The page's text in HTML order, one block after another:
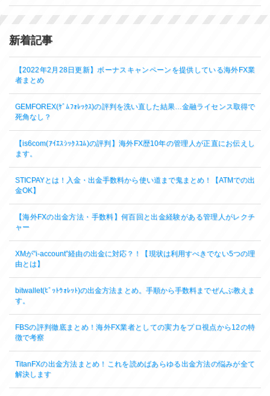
新着記事
【2022年2月28日更新】ボーナスキャンペーンを提供している海外FX業
者まとめ
GEMFOREX(ｹﾞﾑﾌｫﾚｯｸｽ)の評判を洗い直した結果…金融ライセンス取得で
死角なし？
【is6com(ｱｲｴｽｼｯｸｽｺﾑ)の評判】海外FX歴10年の管理人が正直にお伝えし
ます。
STICPAYとは！入金・出金手数料から使い道まで鬼まとめ！【ATMでの出
金OK】
【海外FXの出金方法・手数料】何百回と出金経験がある管理人がレクチ
ャー
XMが”i-account”経由の出金に対応？！【現状は利用すべきでない5つの理
由とは】
bitwallet(ﾋﾞｯﾄｳｫﾚｯﾄ)の出金方法まとめ。手順から手数料までぜんぶ教えま
す。
FBSの評判徹底まとめ！海外FX業者としての実力をプロ視点から12の特
徴で考察
TitanFXの出金方法まとめ！これを読めばあらゆる出金方法の悩みが全て
解決します